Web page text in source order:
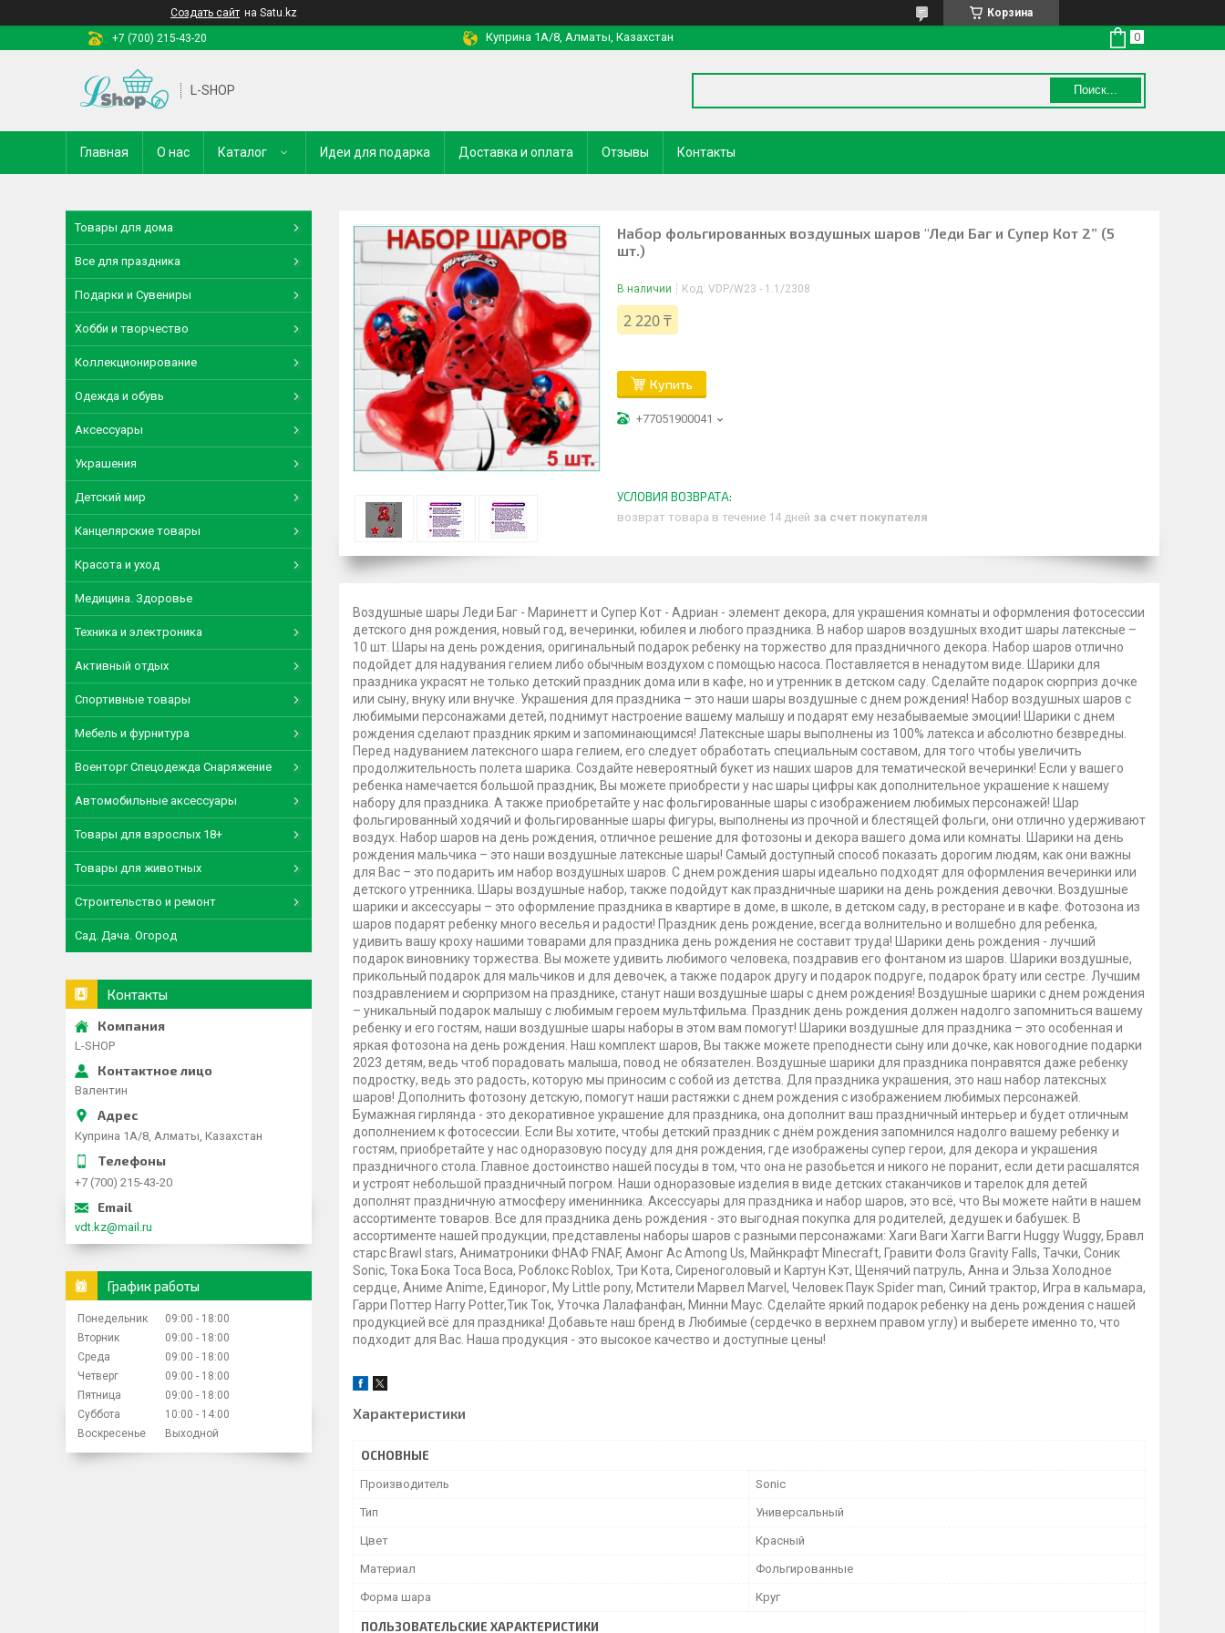
Создать сайт на Satu.kz
Корзина
+7 (700) 215-43-20
Куприна 1A/8, Алматы, Казахстан
L-SHOP Поиск...
Главная О нас Каталог Идеи для подарка Доставка и оплата Отзывы Контакты
Набор фольгированных воздушных шаров "Леди Баг и Супер Кот 2” (5
шт.)
В наличии Код: VDP/W23 - 1.1/2308
2 220 ₸
Купить
+77051900041
возврат товара в течение 14 дней за счет покупателя
Воздушные шары Леди Баг - Маринетт и Супер Кот - Адриан - элемент декора, для украшения комнаты и оформления фотосессии
детского дня рождения, новый год, вечеринки, юбилея и любого праздника. В набор шаров воздушных входит шары латексные –
10 шт. Шары на день рождения, оригинальный подарок ребенку на торжество для праздничного декора. Набор шаров отлично
подойдет для надувания гелием либо обычным воздухом с помощью насоса. Поставляется в ненадутом виде. Шарики для
праздника украсят не только детский праздник дома или в кафе, но и утренник в детском саду. Сделайте подарок сюрприз дочке
или сыну, внуку или внучке. Украшения для праздника – это наши шары воздушные с днем рождения! Набор воздушных шаров с
любимыми персонажами детей, поднимут настроение вашему малышу и подарят ему незабываемые эмоции! Шарики с днем
рождения сделают праздник ярким и запоминающимся! Латексные шары выполнены из 100% латекса и абсолютно безвредны.
Перед надуванием латексного шара гелием, его следует обработать специальным составом, для того чтобы увеличить
продолжительность полета шарика. Создайте невероятный букет из наших шаров для тематической вечеринки! Если у вашего
ребенка намечается большой праздник, Вы можете приобрести у нас шары цифры как дополнительное украшение к нашему
набору для праздника. А также приобретайте у нас фольгированные шары с изображением любимых персонажей! Шар
фольгированный ходячий и фольгированные шары фигуры, выполнены из прочной и блестящей фольги, они отлично удерживают
воздух. Набор шаров на день рождения, отличное решение для фотозоны и декора вашего дома или комнаты. Шарики на день
рождения мальчика – это наши воздушные латексные шары! Самый доступный способ показать дорогим людям, как они важны
для Вас – это подарить им набор воздушных шаров. С днем рождения шары идеально подходят для оформления вечеринки или
детского утренника. Шары воздушные набор, также подойдут как праздничные шарики на день рождения девочки. Воздушные
шарики и аксессуары – это оформление праздника в квартире в доме, в школе, в детском саду, в ресторане и в кафе. Фотозона из
шаров подарят ребенку много веселья и радости! Праздник день рождение, всегда волнительно и волшебно для ребенка,
удивить вашу кроху нашими товарами для праздника день рождения не составит труда! Шарики день рождения - лучший
подарок виновнику торжества. Вы можете удивить любимого человека, поздравив его фонтаном из шаров. Шарики воздушные,
прикольный подарок для мальчиков и для девочек, а также подарок другу и подарок подруге, подарок брату или сестре. Лучшим
поздравлением и сюрпризом на празднике, станут наши воздушные шары с днем рождения! Воздушные шарики с днем рождения
– уникальный подарок малышу с любимым героем мультфильма. Праздник день рождения должен надолго запомниться вашему
ребенку и его гостям, наши воздушные шары наборы в этом вам помогут! Шарики воздушные для праздника – это особенная и
яркая фотозона на день рождения. Наш комплект шаров, Вы также можете преподнести сыну или дочке, как новогодние подарки
2023 детям, ведь чтоб порадовать малыша, повод не обязателен. Воздушные шарики для праздника понравятся даже ребенку
подростку, ведь это радость, которую мы приносим с собой из детства. Для праздника украшения, это наш набор латексных
шаров! Дополнить фотозону детскую, помогут наши растяжки с днем рождения с изображением любимых персонажей.
Бумажная гирлянда - это декоративное украшение для праздника, она дополнит ваш праздничный интерьер и будет отличным
дополнением к фотосессии. Если Вы хотите, чтобы детский праздник с днём рождения запомнился надолго вашему ребенку и
гостям, приобретайте у нас одноразовую посуду для дня рождения, где изображены супер герои, для декора и украшения
праздничного стола. Главное достоинство нашей посуды в том, что она не разобьется и никого не поранит, если дети расшалятся
и устроят небольшой праздничный погром. Наши одноразовые изделия в виде детских стаканчиков и тарелок для детей
дополнят праздничную атмосферу именинника. Аксессуары для праздника и набор шаров, это всё, что Вы можете найти в нашем
ассортименте товаров. Все для праздника день рождения - это выгодная покупка для родителей, дедушек и бабушек. В
ассортименте нашей продукции, представлены наборы шаров с разными персонажами: Хаги Ваги Хагги Вагги Huggy Wuggy, Бравл
старс Brawl stars, Аниматроники ФНАФ FNAF, Амонг Ас Among Us, Майнкрафт Minecraft, Гравити Фолз Gravity Falls, Тачки, Соник
Sonic, Тока Бока Toca Boca, Роблокс Roblox, Три Кота, Сиреноголовый и Картун Кэт, Щенячий патруль, Анна и Эльза Холодное
сердце, Аниме Anime, Единорог, My Little pony, Мстители Марвел Marvel, Человек Паук Spider man, Синий трактор, Игра в кальмара,
Гарри Поттер Harry Potter,Тик Ток, Уточка Лалафанфан, Минни Маус. Сделайте яркий подарок ребенку на день рождения с нашей
продукцией всё для праздника! Добавьте наш бренд в Любимые (сердечко в верхнем правом углу) и выберете именно то, что
подходит для Вас. Наша продукция - это высокое качество и доступные цены!
Характеристики
ОСНОВНЫЕ
Производитель Sonic
Тип Универсальный
Цвет Красный
Материал Фольгированные
Форма шара Круг
ПОЛЬЗОВАТЕЛЬСКИЕ ХАРАКТЕРИСТИКИ
Товары для дома
Все для праздника
Подарки и Сувениры
Хобби и творчество
Коллекционирование
Одежда и обувь
Аксессуары
Украшения
Детский мир
Канцелярские товары
Красота и уход
Медицина. Здоровье
Техника и электроника
Активный отдых
Спортивные товары
Мебель и фурнитура
Военторг Спецодежда Снаряжение
Автомобильные аксессуары
Товары для взрослых 18+
Товары для животных
Строительство и ремонт
Сад. Дача. Огород
Контакты
L-SHOP
Валентин
Куприна 1A/8, Алматы, Казахстан
+7 (700) 215-43-20
vdt.kz@mail.ru
График работы
Понедельник 09:00
18:00
Вторник
09:00
18:00
Среда
09:00
18:00
Четверг
09:00
18:00
Пятница
09:00
18:00
Суббота
10:00
14:00
Воскресенье
Выходной